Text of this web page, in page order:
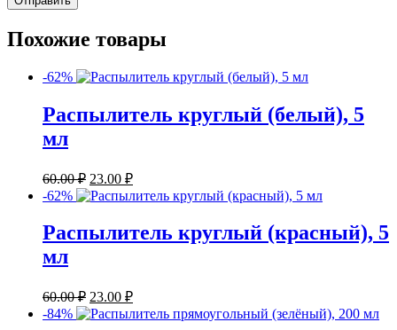
Похожие товары
-62%
Распылитель круглый (белый), 5
мл
60.00₽ 23.00 ₽
-62%
Распылитель круглый (красный), 5
мл
60.00₽ 23.00 ₽
-84%